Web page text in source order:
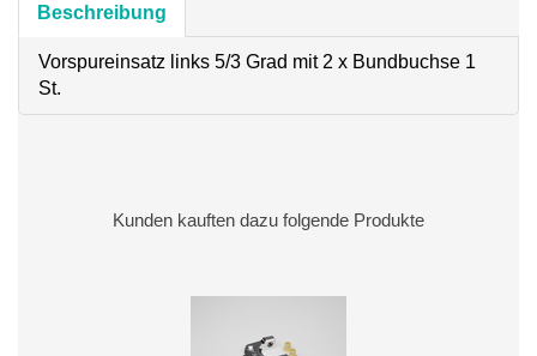
Beschreibung
Vorspureinsatz links 5/3 Grad mit 2 x Bundbuchse 1
St.
Kunden kauften dazu folgende Produkte